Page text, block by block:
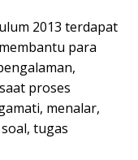
2013 terdapat
para
proses
menalar,
tugas